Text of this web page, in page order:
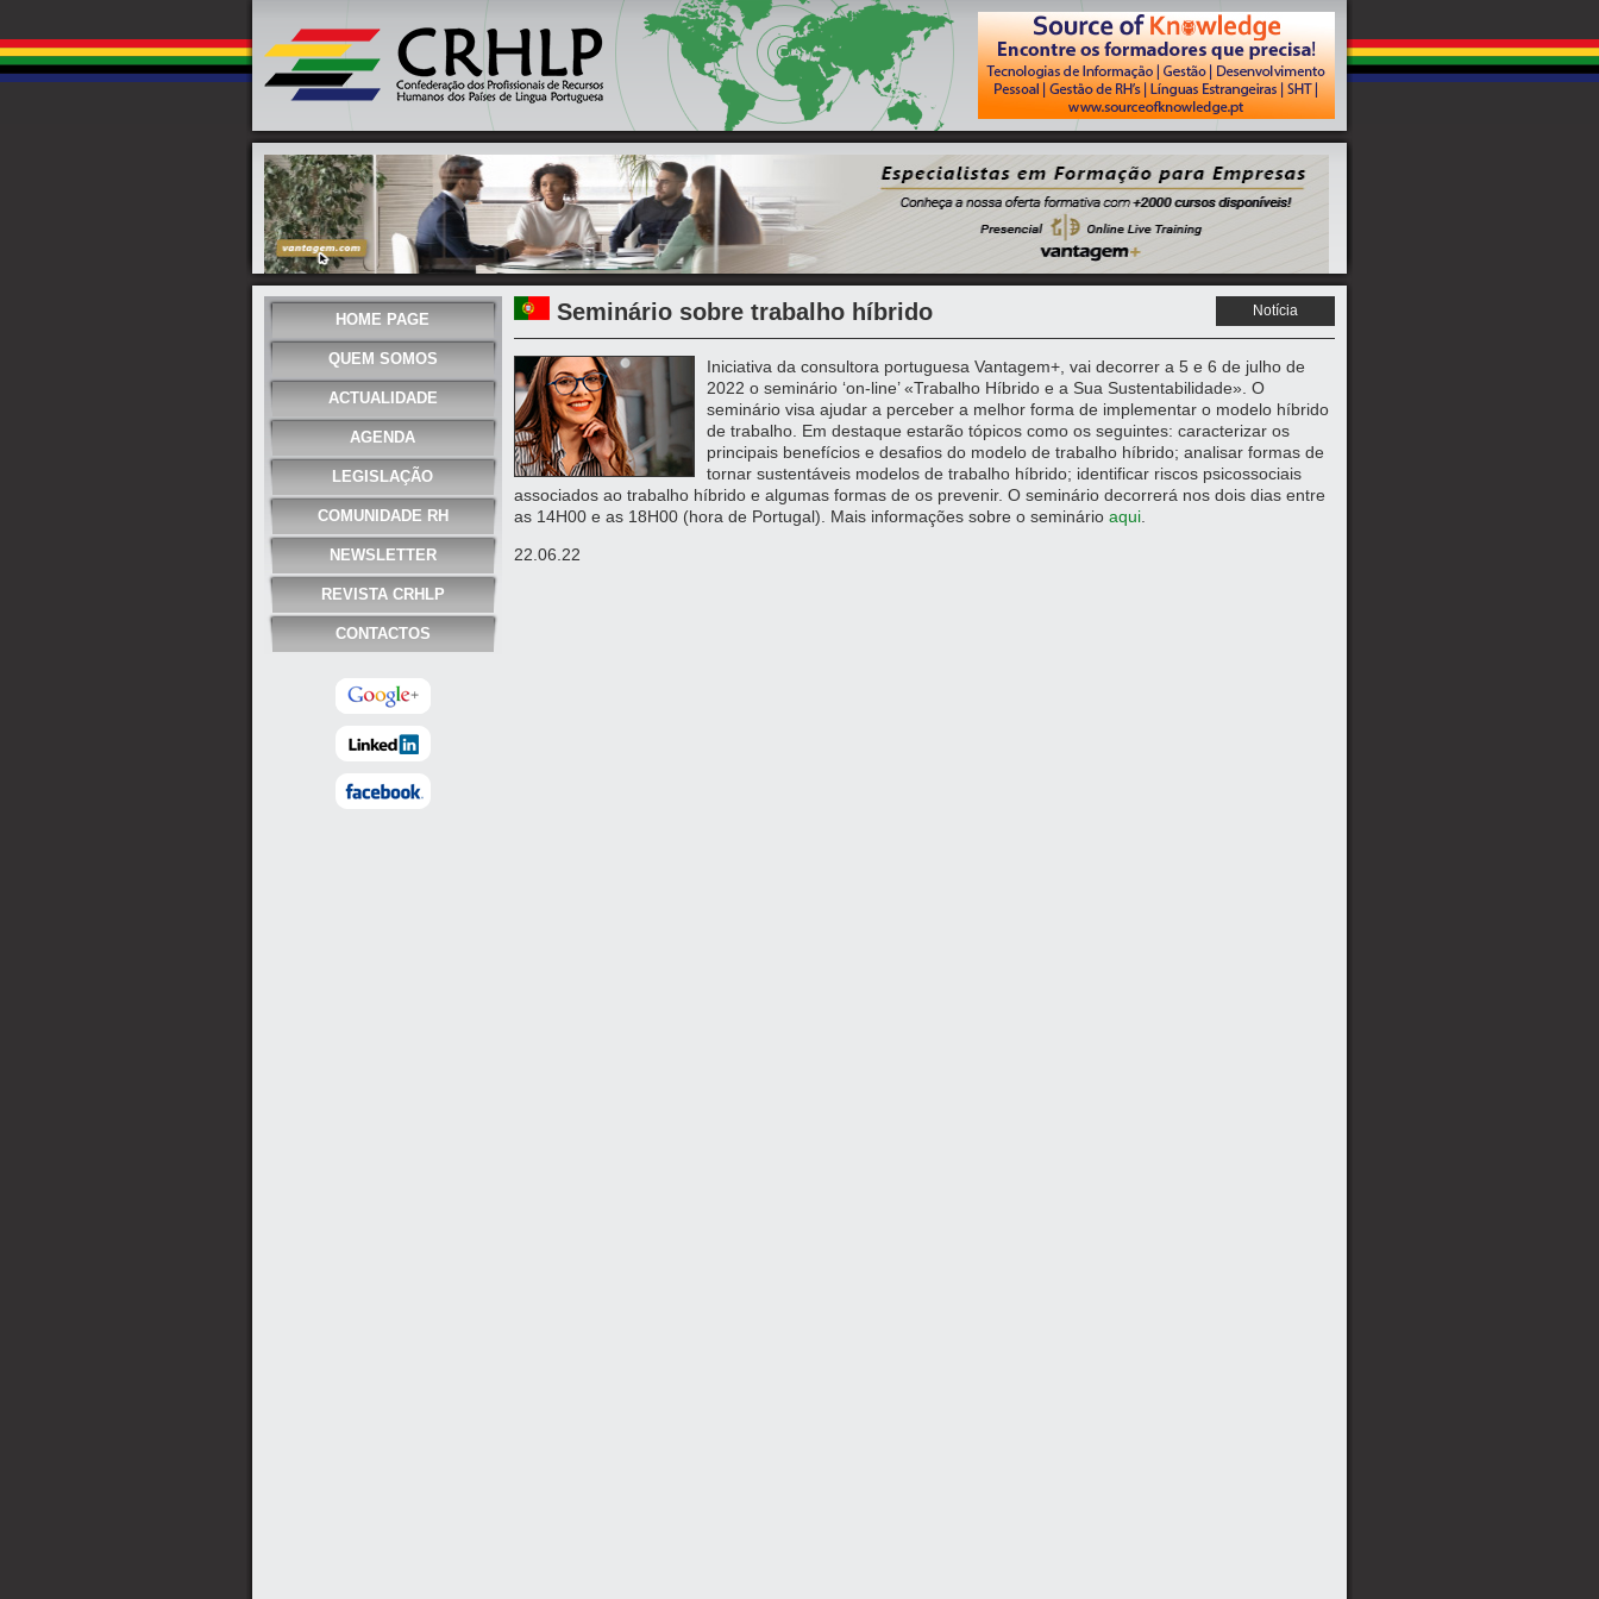
HOME PAGE
QUEM SOMOS
ACTUALIDADE
AGENDA
LEGISLAÇÃO
COMUNIDADE RH
NEWSLETTER
REVISTA CRHLP
CONTACTOS
Seminário sobre trabalho híbrido Notícia
Iniciativa da consultora portuguesa Vantagem+, vai decorrer a 5 e 6 de julho de
2022 o seminário ‘on-line’ «Trabalho Híbrido e a Sua Sustentabilidade». O
seminário visa ajudar a perceber a melhor forma de implementar o modelo híbrido
de trabalho. Em destaque estarão tópicos como os seguintes: caracterizar os
principais benefícios e desafios do modelo de trabalho híbrido; analisar formas de
tornar sustentáveis modelos de trabalho híbrido; identificar riscos psicossociais
associados ao trabalho híbrido e algumas formas de os prevenir. O seminário decorrerá nos dois dias entre
as 14H00 e as 18H00 (hora de Portugal). Mais informações sobre o seminário aqui
22.06.22